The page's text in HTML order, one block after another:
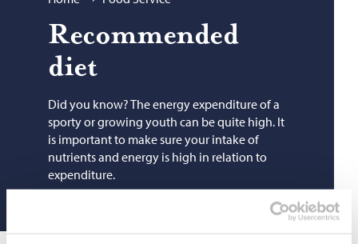
Rec­om­mended
diet
Did you know? The energy expenditure of a
sporty or growing youth can be quite high. It
is important to make sure your intake of
nutrients and energy is high in relation to
expenditure.